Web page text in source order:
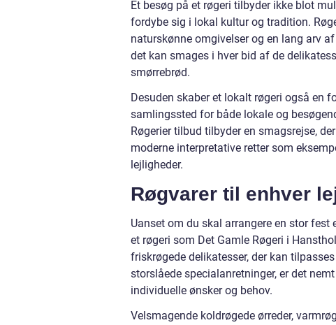
Et besøg på et røgeri tilbyder ikke blot
fordybe sig i lokal kultur og tradition.
naturskønne omgivelser og en lang arv
det kan smages i hver bid af de
smørrebrød.
Desuden skaber et lokalt røgeri også en
samlingssted for både lokale og
Røgerier tilbud tilbyder en smagsrejse,
moderne interpretative retter som
lejligheder.
Røgvarer til enhver
Uanset om du skal arrangere en stor
et røgeri som Det Gamle Røgeri i
friskrøgede delikatesser, der kan
storslåede specialanretninger, er det
individuelle ønsker og behov.
Velsmagende koldrøgede ørreder,